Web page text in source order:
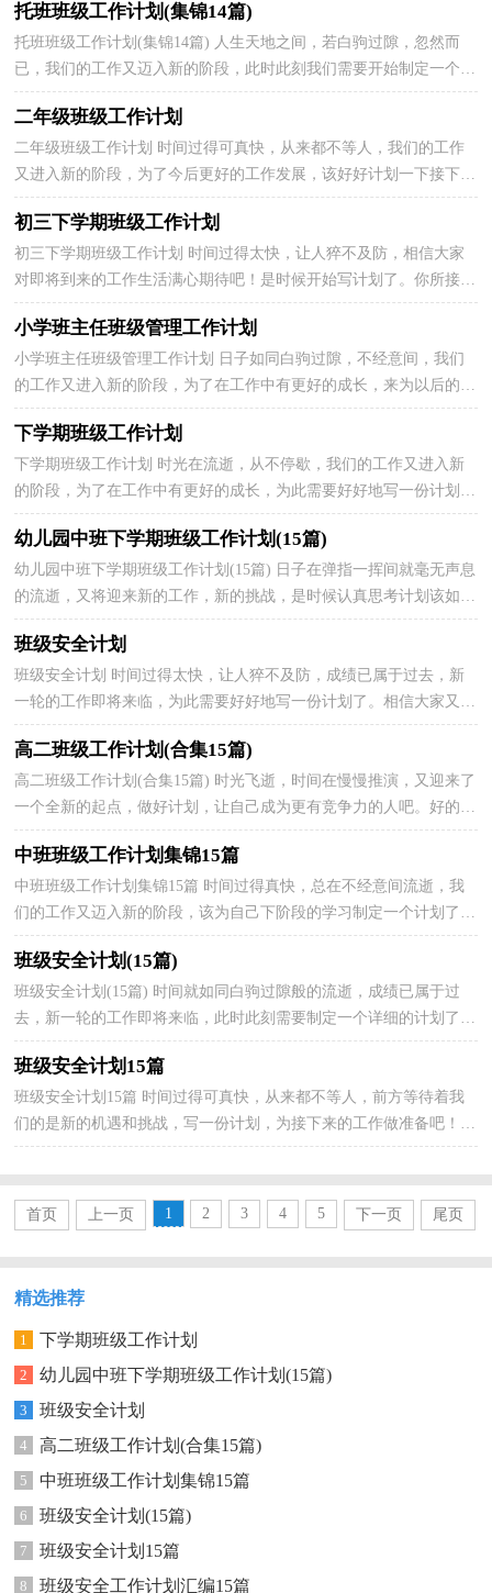
托班班级工作计划(集锦14篇)
托班班级工作计划(集锦14篇) 人生天地之间，若白驹过隙，忽然而
已，我们的工作又迈入新的阶段，此时此刻我们需要开始制定一个计
划。什么样的计划才是好的计划呢？以下是小编帮大家整...
二年级班级工作计划
二年级班级工作计划 时间过得可真快，从来都不等人，我们的工作
又进入新的阶段，为了今后更好的工作发展，该好好计划一下接下来
的工作了！什么样的计划才是有效的呢？以下是小编收集整...
初三下学期班级工作计划
初三下学期班级工作计划 时间过得太快，让人猝不及防，相信大家
对即将到来的工作生活满心期待吧！是时候开始写计划了。你所接触
过的计划都是什么样子的呢？下面是小编帮大家整理的...
小学班主任班级管理工作计划
小学班主任班级管理工作计划 日子如同白驹过隙，不经意间，我们
的工作又进入新的阶段，为了在工作中有更好的成长，来为以后的工
作做一份计划吧。计划怎么写才能发挥它最大的作用呢？...
下学期班级工作计划
下学期班级工作计划 时光在流逝，从不停歇，我们的工作又进入新
的阶段，为了在工作中有更好的成长，为此需要好好地写一份计划
了。好的计划都具备一些什么特点呢？以下是小编为大家收...
幼儿园中班下学期班级工作计划(15篇)
幼儿园中班下学期班级工作计划(15篇) 日子在弹指一挥间就毫无声息
的流逝，又将迎来新的工作，新的挑战，是时候认真思考计划该如何
写了。想学习拟定计划却不知道该请教谁？下面是小...
班级安全计划
班级安全计划 时间过得太快，让人猝不及防，成绩已属于过去，新
一轮的工作即将来临，为此需要好好地写一份计划了。相信大家又在
为写计划犯愁了吧？以下是小编帮大家整理的班级安全计...
高二班级工作计划(合集15篇)
高二班级工作计划(合集15篇) 时光飞逝，时间在慢慢推演，又迎来了
一个全新的起点，做好计划，让自己成为更有竞争力的人吧。好的计
划都具备一些什么特点呢？以下是小编为大家整理的高...
中班班级工作计划集锦15篇
中班班级工作计划集锦15篇 时间过得真快，总在不经意间流逝，我
们的工作又迈入新的阶段，该为自己下阶段的学习制定一个计划了。
那么你真正懂得怎么写好计划吗？下面是小编整理的中...
班级安全计划(15篇)
班级安全计划(15篇) 时间就如同白驹过隙般的流逝，成绩已属于过
去，新一轮的工作即将来临，此时此刻需要制定一个详细的计划了。
好的计划是什么样的呢？以下是小编精心整理的班级安...
班级安全计划15篇
班级安全计划15篇 时间过得可真快，从来都不等人，前方等待着我
们的是新的机遇和挑战，写一份计划，为接下来的工作做准备吧！拟
起计划来就毫无头绪？下面是小编为大家收集的班级安全计...
首页 上一页 1 2 3 4 5 下一页 尾页
精选推荐
1 下学期班级工作计划
2 幼儿园中班下学期班级工作计划(15篇)
3 班级安全计划
4 高二班级工作计划(合集15篇)
5 中班班级工作计划集锦15篇
6 班级安全计划(15篇)
7 班级安全计划15篇
8 班级安全工作计划汇编15篇